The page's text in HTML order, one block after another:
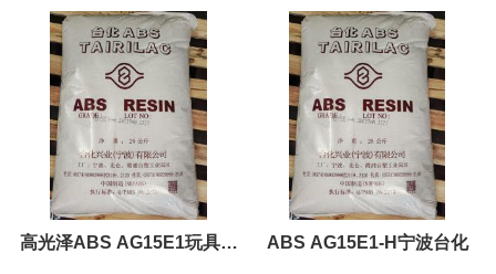
AG-700 美国陶氏 钟外壳，鞋跟，音响外壳材
料
高光泽ABS AG15E1玩具， ABS AG15E1-H宁波台化